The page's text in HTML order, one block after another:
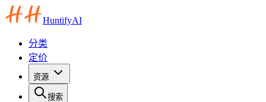
HuntifyAI
分类
定价
资源
搜索